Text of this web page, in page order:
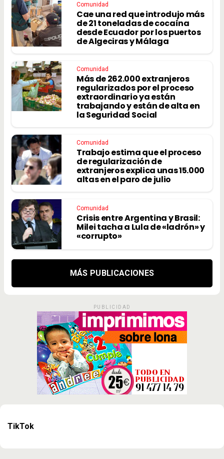
Comunidad
Cae una red que introdujo más
de 21 toneladas de cocaína
desde Ecuador por los puertos
de Algeciras y Málaga
Comunidad
Más de 262.000 extranjeros
regularizados por el proceso
extraordinario ya están
trabajando y están de alta en
la Seguridad Social
Comunidad
Trabajo estima que el proceso
de regularización de
extranjeros explica unas 15.000
altas en el paro de julio
Comunidad
Crisis entre Argentina y Brasil:
Milei tacha a Lula de «ladrón» y
«corrupto»
MÁS PUBLICACIONES
PUBLICIDAD
TikTok